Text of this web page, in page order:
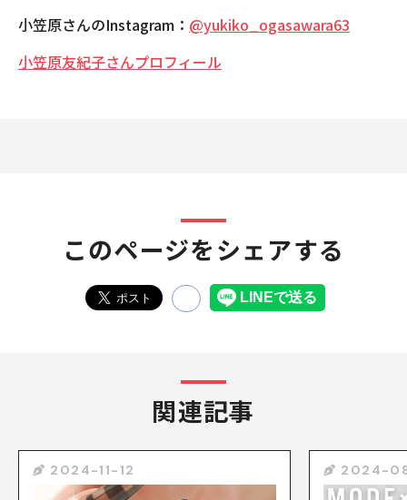
小笠原さんのInstagram： @yukiko_ogasawara63
小笠原友紀子さんプロフィール
このページをシェアする
関連記事
2024-11-12 2024-